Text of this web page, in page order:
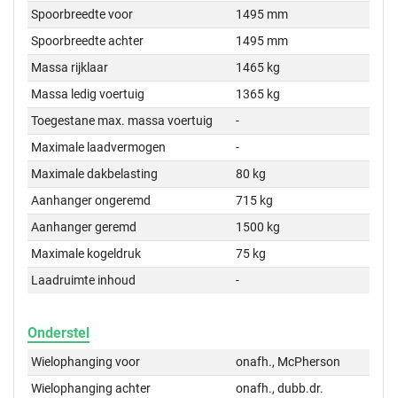
Spoorbreedte voor
1495 mm
Spoorbreedte achter
1495 mm
Massa rijklaar
1465 kg
Massa ledig voertuig
1365 kg
Toegestane max. massa voertuig
-
Maximale laadvermogen
-
Maximale dakbelasting
80 kg
Aanhanger ongeremd
715 kg
Aanhanger geremd
1500 kg
Maximale kogeldruk
75 kg
Laadruimte inhoud
-
Onderstel
Wielophanging voor
onafh., McPherson
Wielophanging achter
onafh., dubb.dr.